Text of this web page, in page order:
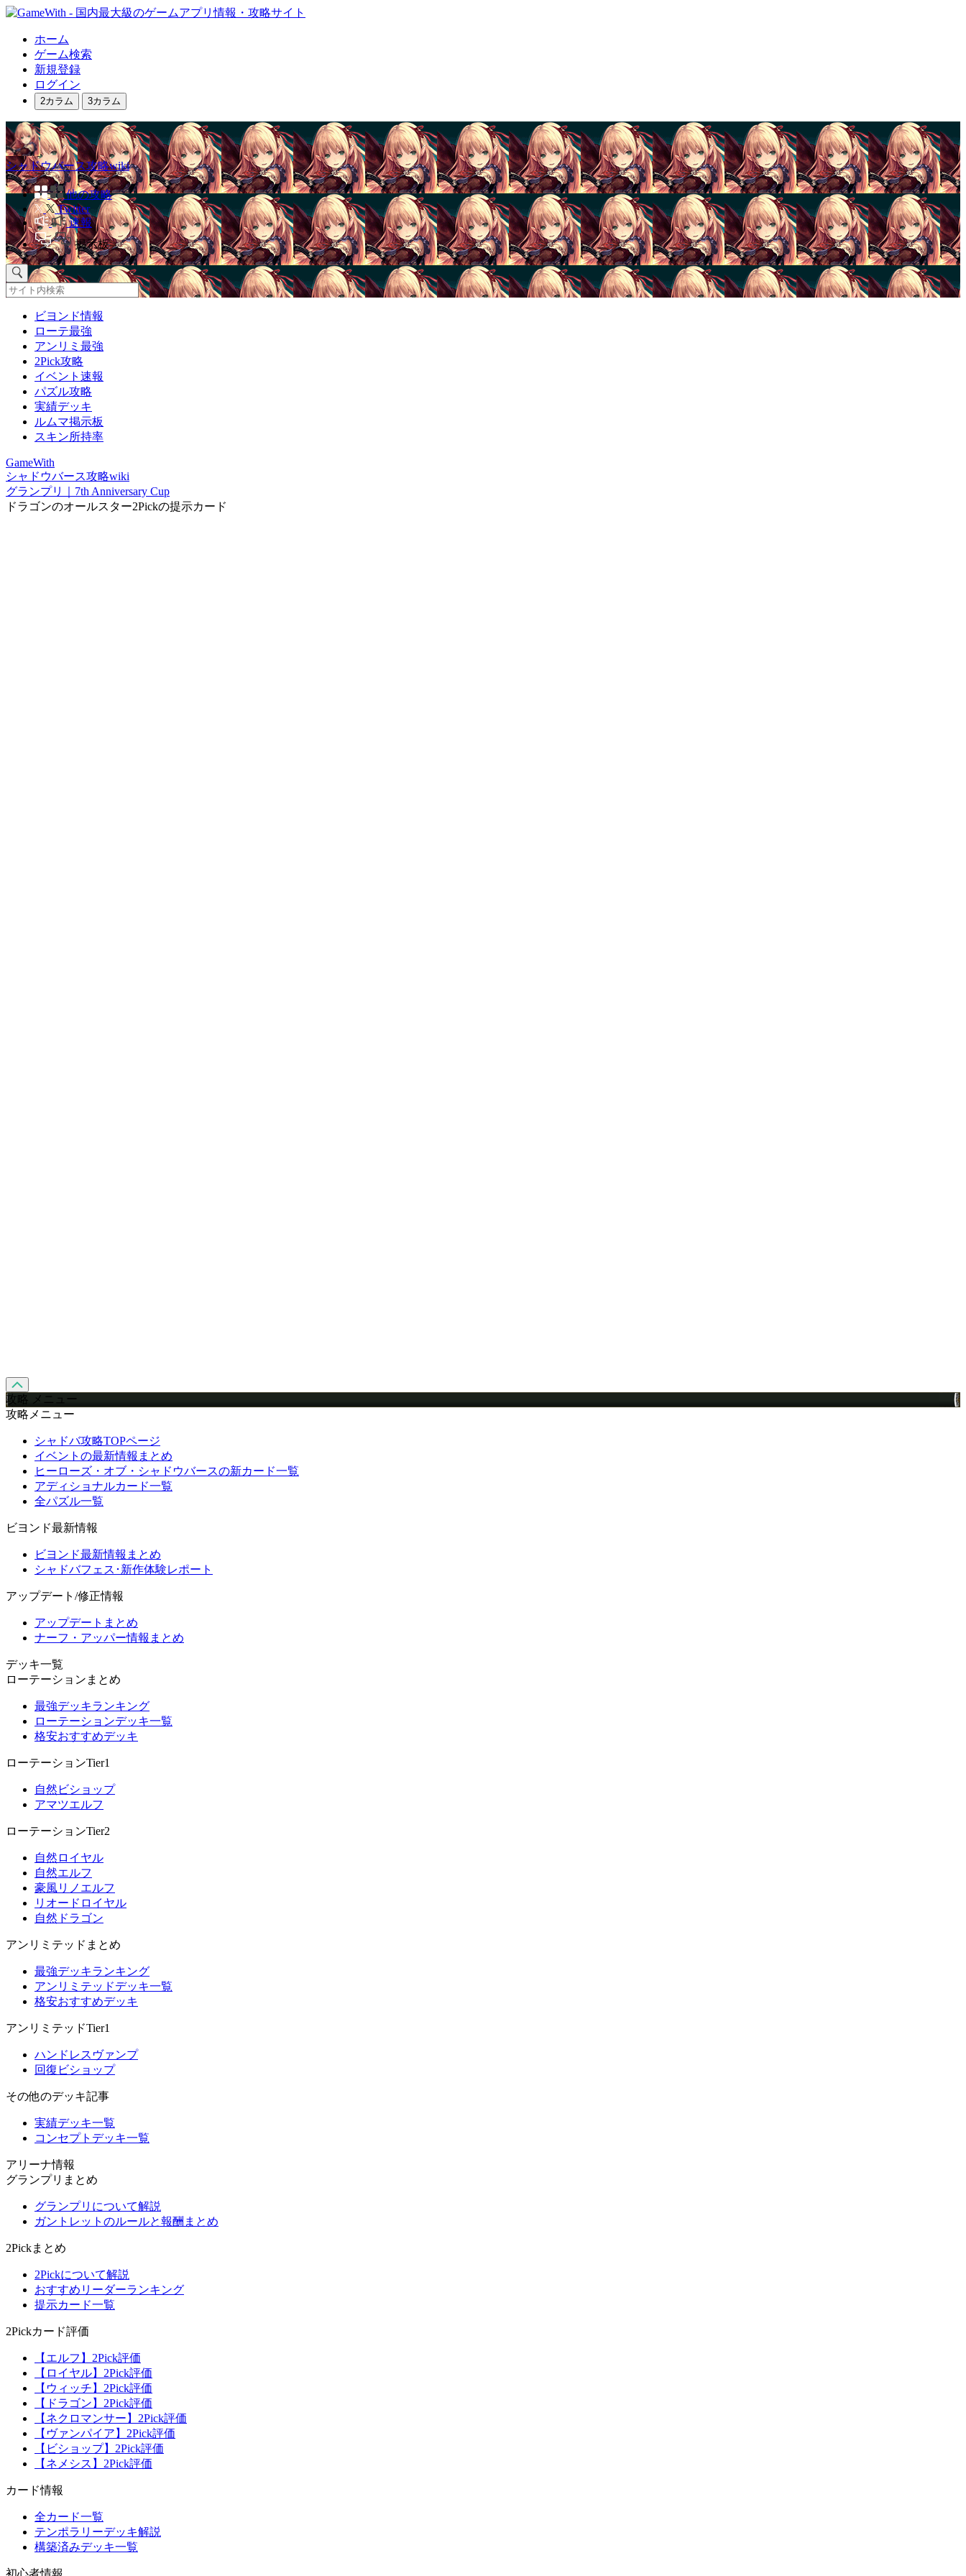
ホーム
ゲーム検索
新規登録
ログイン
2カラム 3カラム
シャドウバース攻略wiki
他の攻略
Twitter
速報
掲示板
ビヨンド情報
ローテ最強
アンリミ最強
2Pick攻略
イベント速報
パズル攻略
実績デッキ
ルムマ掲示板
スキン所持率
GameWith
シャドウバース攻略wiki
グランプリ｜7th Anniversary Cup
ドラゴンのオールスター2Pickの提示カード
攻略 メニュー
攻略メニュー
シャドバ攻略TOPページ
イベントの最新情報まとめ
ヒーローズ・オブ・シャドウバースの新カード一覧
アディショナルカード一覧
全パズル一覧
ビヨンド最新情報
ビヨンド最新情報まとめ
シャドバフェス･新作体験レポート
アップデート/修正情報
アップデートまとめ
ナーフ・アッパー情報まとめ
デッキ一覧
ローテーションまとめ
最強デッキランキング
ローテーションデッキ一覧
格安おすすめデッキ
ローテーションTier1
自然ビショップ
アマツエルフ
ローテーションTier2
自然ロイヤル
自然エルフ
豪風リノエルフ
リオードロイヤル
自然ドラゴン
アンリミテッドまとめ
最強デッキランキング
アンリミテッドデッキ一覧
格安おすすめデッキ
アンリミテッドTier1
ハンドレスヴァンプ
回復ビショップ
その他のデッキ記事
実績デッキ一覧
コンセプトデッキ一覧
アリーナ情報
グランプリまとめ
グランプリについて解説
ガントレットのルールと報酬まとめ
2Pickまとめ
2Pickについて解説
おすすめリーダーランキング
提示カード一覧
2Pickカード評価
【エルフ】2Pick評価
【ロイヤル】2Pick評価
【ウィッチ】2Pick評価
【ドラゴン】2Pick評価
【ネクロマンサー】2Pick評価
【ヴァンパイア】2Pick評価
【ビショップ】2Pick評価
【ネメシス】2Pick評価
カード情報
全カード一覧
テンポラリーデッキ解説
構築済みデッキ一覧
初心者情報